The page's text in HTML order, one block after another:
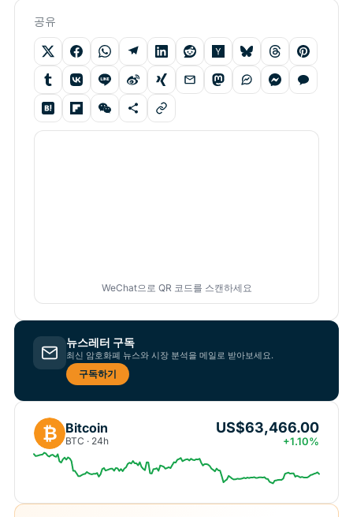
공유
WeChat으로 QR 코드를 스캔하세요
뉴스레터 구독
최신 암호화폐 뉴스와 시장 분석을 메일로 받아보세요.
구독하기
₿ Bitcoin
BTC · 24h
US$63,466.00
+1.10%